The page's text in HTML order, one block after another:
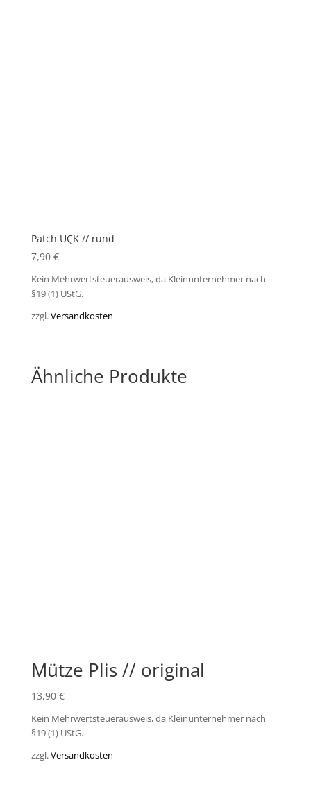
Patch UÇK // rund
7,90 €
Kein Mehrwertsteuerausweis, da Kleinunternehmer nach
§19 (1) UStG.
zzgl.Versandkosten
Ähnliche Produkte
Mütze Plis // original
13,90 €
Kein Mehrwertsteuerausweis, da Kleinunternehmer nach
§19 (1) UStG.
zzgl.Versandkosten